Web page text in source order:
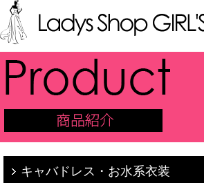
キャバドレス・お水系衣装